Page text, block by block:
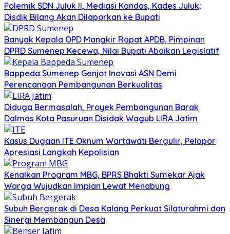
Polemik SDN Juluk II, Mediasi Kandas, Kades Juluk;
Disdik Bilang Akan Dilaporkan ke Bupati
Banyak Kepala OPD Mangkir Rapat APDB, Pimpinan
DPRD Sumenep Kecewa, Nilai Bupati Abaikan Legislatif
Bappeda Sumenep Genjot Inovasi ASN Demi
Perencanaan Pembangunan Berkualitas
Diduga Bermasalah, Proyek Pembangunan Barak
Dalmas Kota Pasuruan Disidak Wagub LIRA Jatim
Kasus Dugaan ITE Oknum Wartawati Bergulir, Pelapor
Apresiasi Langkah Kepolisian
Kenalkan Program MBG, BPRS Bhakti Sumekar Ajak
Warga Wujudkan Impian Lewat Menabung
Subuh Bergerak di Desa Kalang Perkuat Silaturahmi dan
Sinergi Membangun Desa